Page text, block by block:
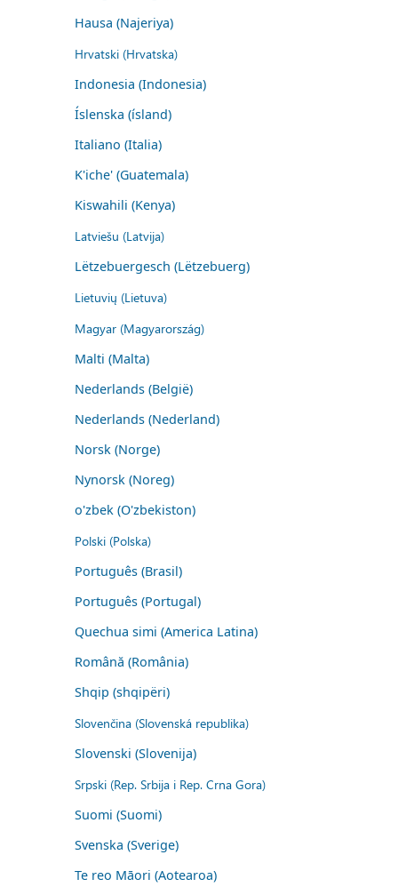
Hausa (Najeriya)
Hrvatski (Hrvatska)
Indonesia (Indonesia)
Íslenska (ísland)
Italiano (Italia)
K'iche' (Guatemala)
Kiswahili (Kenya)
Latviešu (Latvija)
Lëtzebuergesch (Lëtzebuerg)
Lietuvių (Lietuva)
Magyar (Magyarország)
Malti (Malta)
Nederlands (België)
Nederlands (Nederland)
Norsk (Norge)
Nynorsk (Noreg)
o'zbek (O'zbekiston)
Polski (Polska)
Português (Brasil)
Português (Portugal)
Quechua simi (America Latina)
Română (România)
Shqip (shqipëri)
Slovenčina (Slovenská republika)
Slovenski (Slovenija)
Srpski (Rep. Srbija i Rep. Crna Gora)
Suomi (Suomi)
Svenska (Sverige)
Te reo Māori (Aotearoa)